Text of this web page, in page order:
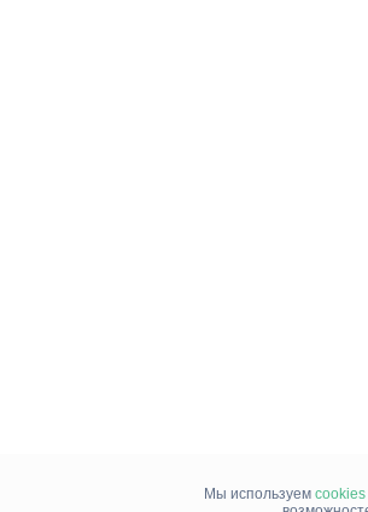
Мы используем cookies